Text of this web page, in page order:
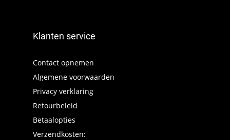
Klanten service
Contact opnemen
Algemene voorwaarden
Privacy verklaring
Retourbeleid
Betaalopties
Verzendkosten: